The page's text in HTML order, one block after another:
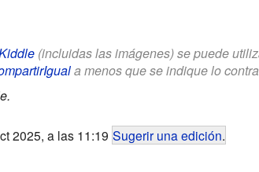
(incluidas las imágenes) se puede
a menos que se indique lo
2025, a las 11:19 Sugerir una edición.